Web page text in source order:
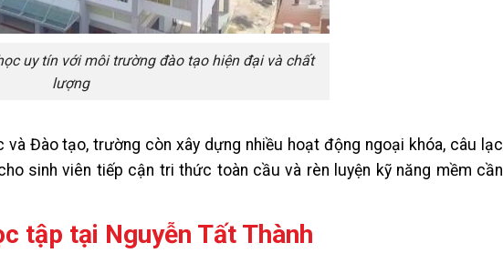
uy tín với môi trường đào tạo hiện đại và chất
lượng
Đào tạo, trường còn xây dựng nhiều hoạt động ngoại khóa, câu lạc
sinh viên tiếp cận tri thức toàn cầu và rèn luyện kỹ năng mềm cần
tập tại Nguyễn Tất Thành